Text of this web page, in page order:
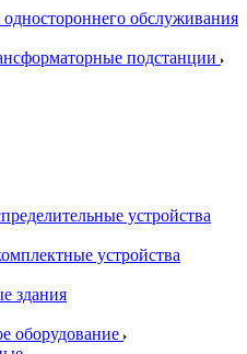
обслуживания
подстанции
устройства
устройства
здания
оборудование